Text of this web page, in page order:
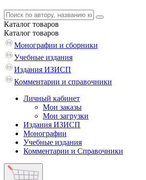
Каталог товаров
Каталог товаров
Монографии и сборники
Учебные издания
Издания ИЗИСП
Комментарии и справочники
Личный кабинет
Мои заказы
Мои загрузки
Издания ИЗИСП
Монографии
Учебные издания
Комментарии и Справочники